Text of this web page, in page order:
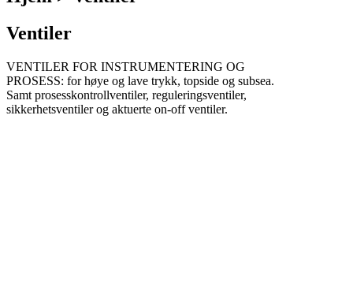
Ventiler
VENTILER FOR INSTRUMENTERING OG
PROSESS: for høye og lave trykk, topside og subsea.
Samt prosesskontrollventiler, reguleringsventiler,
sikkerhetsventiler og aktuerte on-off ventiler.